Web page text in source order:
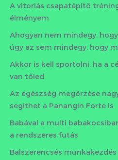
A vitorlás csapatépítő
élményem
Ahogyan nem mindegy,
úgy az sem mindegy, hogy
Akkor is kell sportolni, ha a
van tőled
Az egészség megőrzése
segíthet a Panangin Forte is
Babával a multi
a rendszeres futás
Balszerencsés